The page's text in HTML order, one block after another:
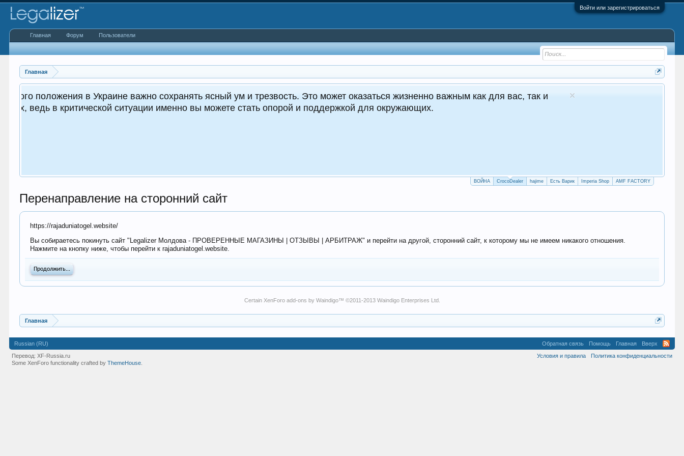
Войти или зарегистрироваться
Главная
для вас, так и
CrocoDealer - №1 в Молдове Сайт авто продаж
Круглосуточные продажи 24/7
ВОЙНА CrocoDealer hajime Есть Варик Imperia Shop AMF FACTORY
Перенаправление на сторонний сайт
https://rajaduniatogel.website/
Вы собираетесь покинуть сайт "Legalizer Молдова - ПРОВЕРЕННЫЕ МАГАЗИНЫ | ОТЗЫВЫ | АРБИТРАЖ" и перейти на другой, сторонний сайт, к которому мы не имеем никакого отношения.
Нажмите на кнопку ниже, чтобы перейти к rajaduniatogel.website.
Продолжить...
Certain XenForo add-ons by Waindigo™ ©2011-2013 Waindigo Enterprises Ltd.
Главная
Главная Форум Пользователи
Russian (RU) Обратная связь Помощь Главная
Вверх
Условия и правила
Политика конфиденциальности
Перевод:XF-Russia.ru
Some XenForo functionality crafted byThemeHouse